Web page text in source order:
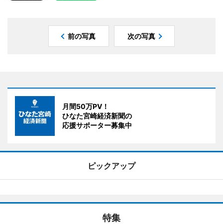
前の写真 次の写真
月間50万PV！
ひなた宮崎経済新聞の
応援サポーター募集中
ピックアップ
特集